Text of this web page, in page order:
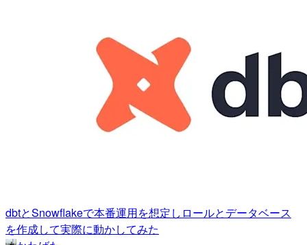
dbtとSnowflakeで本番運用を想定しロールとデータベース
を作成して実際に動かしてみた